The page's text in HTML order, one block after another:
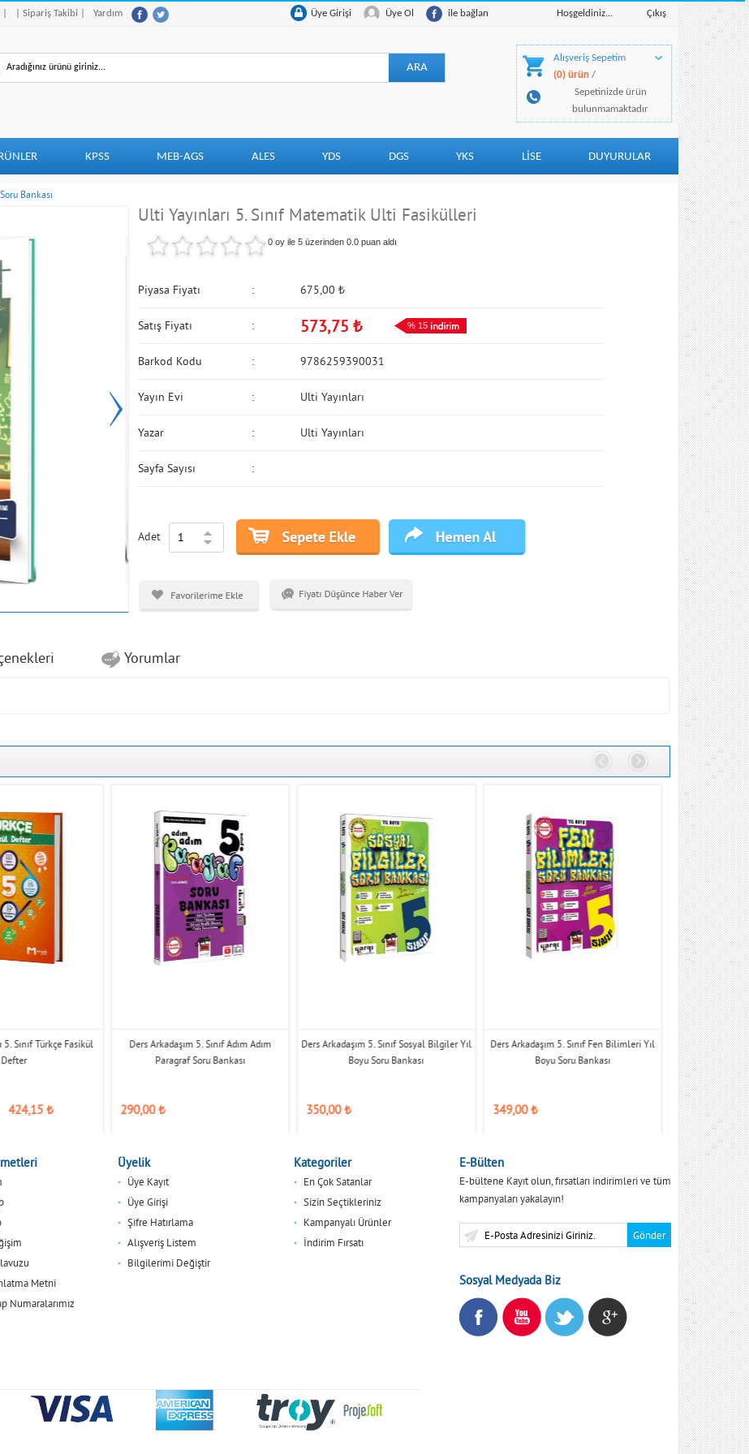
| Sipariş Takibi | Yardım Çıkış
Hoşgeldiniz...
ile bağlan
Üye Ol
Üye Girişi
Alışveriş Sepetim
(0) ürün /
Sepetinizde ürün
bulunmamaktadır
KPSS MEB-AGS ALES YDS DGS YKS LİSE DUYURULAR
Bankası
Ulti Yayınları 5. Sınıf Matematik Ulti Fasikülleri
0 oy ile 5 üzerinden 0.0puan aldı
Piyasa Fiyatı 675,00 ₺
Satış Fiyatı 573,75 ₺ % 15
Barkod Kodu 9786259390031
Yayın Evi Ulti Yayınları
Yazar Ulti Yayınları
Sayfa Sayısı
Adet
Yorumlar
5. Sınıf Türkçe Fasikül
Defter
424,15 ₺
Ders Arkadaşım 5. Sınıf Adım Adım
Paragraf Soru Bankası
290,00₺
Ders Arkadaşım 5. Sınıf Sosyal Bilgiler Yıl
Boyu Soru Bankası
350,00₺
Ders Arkadaşım 5. Sınıf Fen Bilimleri Yıl
Boyu Soru Bankası
349,00₺
Ders Arkadaşım
315,00₺
Metni
Numaralarımız
Üyelik
Üye Kayıt
Üye Girişi
Şifre Hatırlama
Alışveriş Listem
Bilgilerimi Değiştir
Kategoriler
En Çok Satanlar
Sizin Seçtikleriniz
Kampanyalı Ürünler
İndirim Fırsatı
E-Bülten
E-bültene Kayıt olun, fırsatları indirimleri ve tüm
kampanyaları yakalayın!
Sosyal Medyada Biz